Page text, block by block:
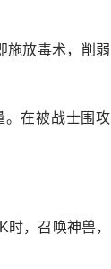
施放毒术，削弱
。在被战士围攻
，召唤神兽，